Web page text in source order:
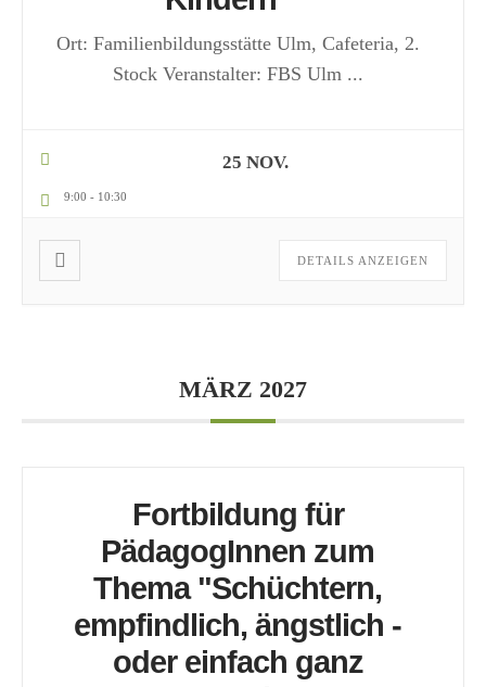
Ort: Familienbildungsstätte Ulm, Cafeteria, 2.
Stock Veranstalter: FBS Ulm ...
25 NOV.
9:00 - 10:30
DETAILS ANZEIGEN
MÄRZ 2027
Fortbildung für
PädagogInnen zum
Thema "Schüchtern,
empfindlich, ängstlich -
oder einfach ganz